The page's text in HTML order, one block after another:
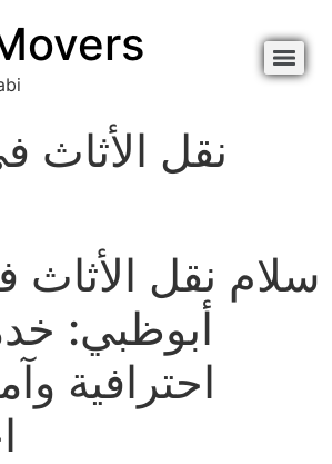
نقل الأثاث
سلام نقل الأثاث
أبوظبي:
احترافية